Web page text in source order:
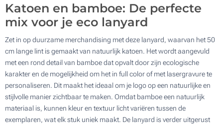
Katoen en bamboe: De perfecte
mix voor je eco lanyard
Zet in op duurzame merchandising met deze lanyard, waarvan het 50
cm lange lint is gemaakt van natuurlijk katoen. Het wordt aangevuld
met een rond detail van bamboe dat opvalt door zijn ecologische
karakter en de mogelijkheid om het in full color of met lasergravure te
personaliseren. Dit maakt het ideaal om je logo op een natuurlijke en
stijlvolle manier zichtbaar te maken. Omdat bamboe een natuurlijk
materiaal is, kunnen kleur en textuur licht variëren tussen de
exemplaren, wat elk stuk uniek maakt. De lanyard is verder uitgerust